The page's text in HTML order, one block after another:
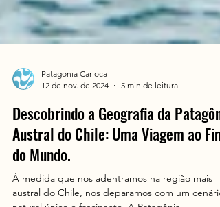
12 de nov. de 2024
5 min de leitura
Descobrindo a Geografia da
Austral do Chile: Uma Viagem ao Fim
do Mundo.
À medida que nos adentramos na região mais